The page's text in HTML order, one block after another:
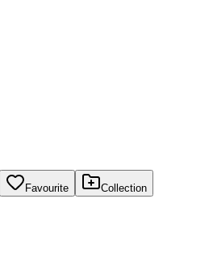
Favourite Collection